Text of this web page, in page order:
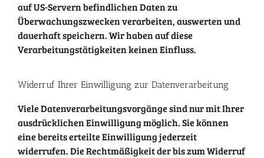
auf US-Servern befindlichen Daten zu
Überwachungszwecken verarbeiten, auswerten und
dauerhaft speichern. Wir haben auf diese
Verarbeitungstätigkeiten keinen Einfluss.
Widerruf Ihrer Einwilligung zur Datenverarbeitung
Viele Datenverarbeitungsvorgänge sind nur mit Ihrer
ausdrücklichen Einwilligung möglich. Sie können
eine bereits erteilte Einwilligung jederzeit
widerrufen. Die Rechtmäßigkeit der bis zum Widerruf